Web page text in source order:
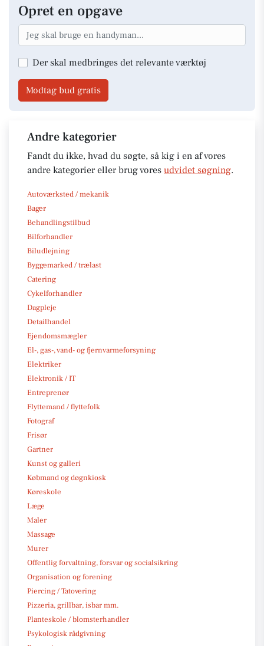
Opret en opgave
Der skal medbringes det relevante værktøj
Modtag bud gratis
Andre kategorier
Fandt du ikke, hvad du søgte, så kig i en af vores
andre kategorier eller brug vores udvidet søgning.
Autoværksted / mekanik
Bager
Behandlingstilbud
Bilforhandler
Biludlejning
Byggemarked / trælast
Catering
Cykelforhandler
Dagpleje
Detailhandel
Ejendomsmægler
El-, gas-, vand- og fjernvarmeforsyning
Elektriker
Elektronik / IT
Entreprenør
Flyttemand / flyttefolk
Fotograf
Frisør
Gartner
Kunst og galleri
Købmand og døgnkiosk
Køreskole
Læge
Maler
Massage
Murer
Offentlig forvaltning, forsvar og socialsikring
Organisation og forening
Piercing / Tatovering
Pizzeria, grillbar, isbar mm.
Planteskole / blomsterhandler
Psykologisk rådgivning